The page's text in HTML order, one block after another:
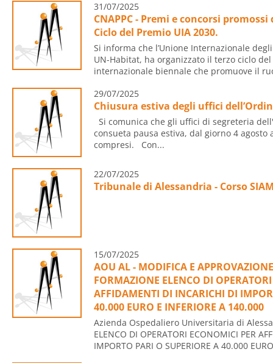
31/07/2025
CNAPPC - Premi e concorsi
Ciclo del Premio UIA 2030.
Si informa che l’Unione Internazionale
UN-Habitat, ha organizzato il terzo ciclo
internazionale biennale che promuove il
29/07/2025
Chiusura estiva degli uffici
Si comunica che gli uffici di segreteria
consueta pausa estiva, dal giorno 4 agosto
compresi. Con...
22/07/2025
Tribunale di Alessandria - Corso
15/07/2025
AOU AL - MODIFICA E
FORMAZIONE ELENCO DI
AFFIDAMENTI DI INCARICHI DI
40.000 EURO E INFERIORE A 140.000
Azienda Ospedaliero Universitaria di
ELENCO DI OPERATORI ECONOMICI PER
IMPORTO PARI O SUPERIORE A 40.000